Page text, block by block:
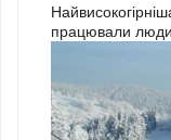
працювали люди